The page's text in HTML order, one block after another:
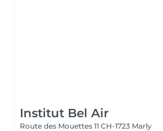
Institut Bel Air
Route des Mouettes 11 CH-1723 Marly